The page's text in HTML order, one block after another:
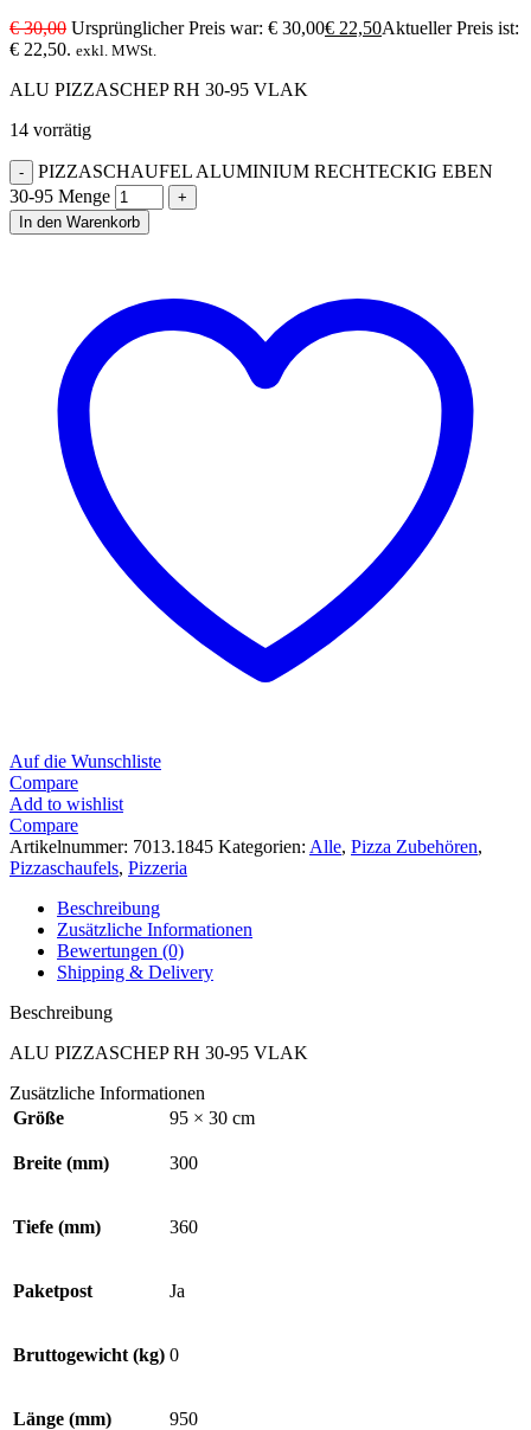
€30,00 Ursprünglicher Preis war: € 30,00€ 22,50Aktueller Preis ist:
€ 22,50. exkl. MWSt.
ALU PIZZASCHEP RH 30-95 VLAK
14 vorrätig
PIZZASCHAUFEL ALUMINIUM RECHTECKIG EBEN
30-95 Menge
In den Warenkorb
Auf die Wunschliste
Compare
Add to wishlist
Compare
Artikelnummer: 7013.1845 Kategorien: Alle, Pizza Zubehören,
Pizzaschaufels, Pizzeria
Beschreibung
Zusätzliche Informationen
Bewertungen (0)
Shipping & Delivery
Beschreibung
ALU PIZZASCHEP RH 30-95 VLAK
Zusätzliche Informationen
Größe
95 × 30 cm
Breite (mm) 300
Tiefe (mm) 360
Paketpost Ja
Bruttogewicht (kg) 0
Länge (mm) 950